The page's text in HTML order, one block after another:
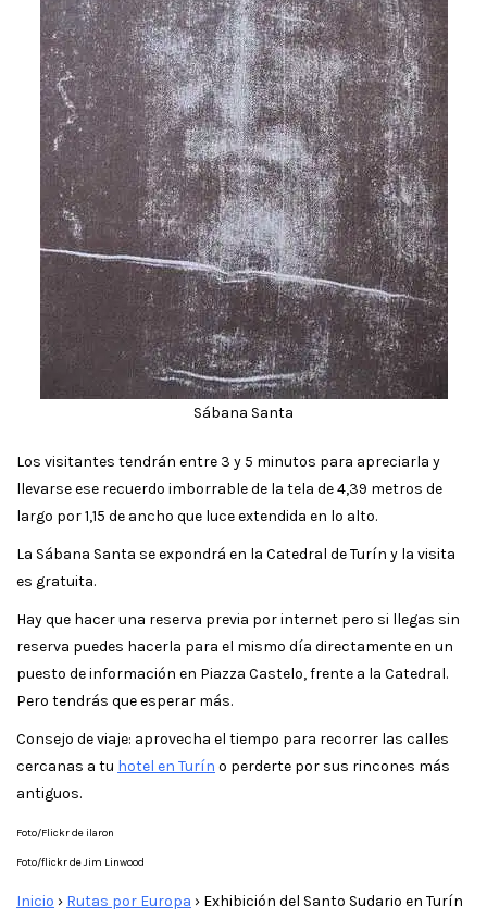
Sábana Santa
Los visitantes tendrán entre 3 y 5 minutos para apreciarla y
llevarse ese recuerdo imborrable de la tela de 4,39 metros de
largo por 1,15 de ancho que luce extendida en lo alto.
La Sábana Santa se expondrá en la Catedral de Turín y la visita
es gratuita.
Hay que hacer una reserva previa por internet pero si llegas sin
reserva puedes hacerla para el mismo día directamente en un
puesto de información en Piazza Castelo, frente a la Catedral.
Pero tendrás que esperar más.
Consejo de viaje: aprovecha el tiempo para recorrer las calles
cercanas a tu hotel en Turín o perderte por sus rincones más
antiguos.
Foto/Flickr de ilaron
Foto/flickr de Jim Linwood
Inicio › Rutas por Europa › Exhibición del Santo Sudario en Turín